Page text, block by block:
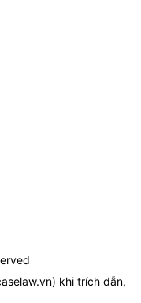
) khi trích dẫn,